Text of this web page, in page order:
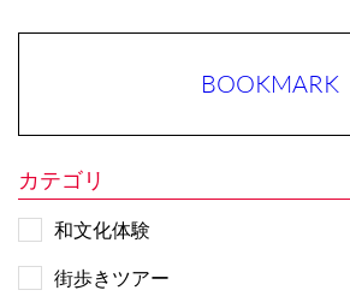
BOOKMARK
カテゴリ
和文化体験
街歩きツアー